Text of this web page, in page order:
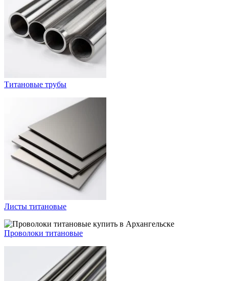
Титановые трубы
Листы титановые
Проволоки титановые